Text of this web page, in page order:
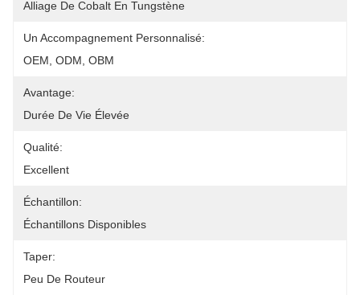
Alliage De Cobalt En Tungstène
Un Accompagnement Personnalisé:
OEM, ODM, OBM
Avantage:
Durée De Vie Élevée
Qualité:
Excellent
Échantillon:
Échantillons Disponibles
Taper:
Peu De Routeur